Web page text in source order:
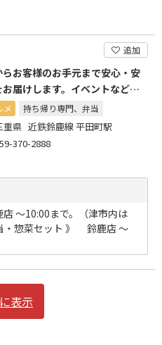
追加
らお客様のお手元まで安心・安
お届けします。イベントなど大
もお任せください。
メ 持ち帰り専門、弁当
重県 近鉄鈴鹿線 平田町駅
370-2888
～10:00まで。（津市内は
・惣菜セット 》 鈴鹿店 ～
表示